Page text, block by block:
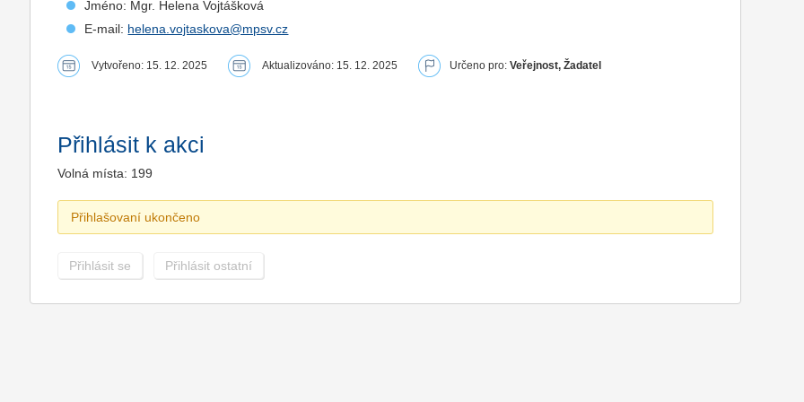
Jméno: Mgr. Helena Vojtášková
E-mail: helena.vojtaskova@mpsv.cz
Vytvořeno: 15. 12. 2025 Aktualizováno: 15. 12. 2025 Určeno pro:Veřejnost, Žadatel
Přihlásit k akci
Volná místa: 199
Přihlašovaní ukončeno
Přihlásit se Přihlásit ostatní